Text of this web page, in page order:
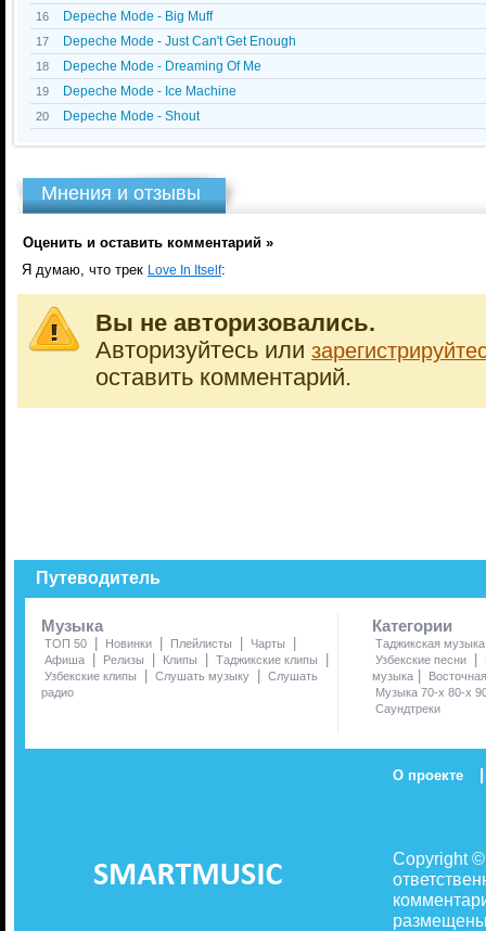
16 Depeche Mode - Big Muff
17 Depeche Mode - Just Can't Get Enough
18 Depeche Mode - Dreaming Of Me
19 Depeche Mode - Ice Machine
20 Depeche Mode - Shout
Мнения и отзывы
Оценить и оставить комментарий »
Я думаю, что трек Love In Itself:
Вы не авторизовались.
Авторизуйтесь или
оставить комментарий.
Путеводитель
Музыка
ТОП 50 | Новинки | Плейлисты | Чарты |
Афиша | Релизы | Клипы | Таджикские клипы |
Узбекские клипы | Слушать музыку | Слушать
радио
Категории
Таджикская музыка
Узбекские песни
|
музыка |
Музыка 70-х 80-х
Саундтреки
О проекте |
Copyright
размещены